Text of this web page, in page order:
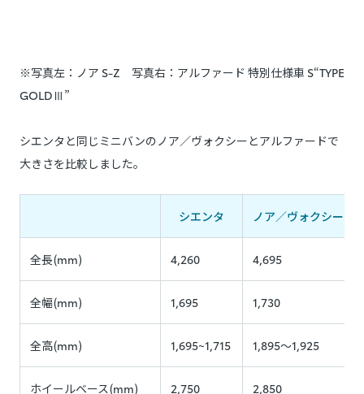
※写真左：ノア S-Z 写真右：アルファード 特別仕様車 S“TYPE
GOLDⅢ”
シエンタと同じミニバンのノア／ヴォクシーとアルファードで
大きさを比較しました。
シエンタ ノア／ヴォクシー
全長(mm) 4,260 4,695
全幅(mm) 1,695 1,730
全高(mm) 1,695~1,715 1,895～1,925
ホイールベース(mm) 2,750 2,850